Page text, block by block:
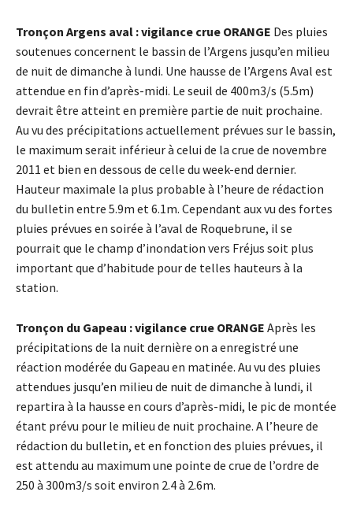
Tronçon Argens aval : vigilance crue ORANGE Des pluies
soutenues concernent le bassin de l’Argens jusqu’en milieu
de nuit de dimanche à lundi. Une hausse de l’Argens Aval est
attendue en fin d’après-midi. Le seuil de 400m3/s (5.5m)
devrait être atteint en première partie de nuit prochaine.
Au vu des précipitations actuellement prévues sur le bassin,
le maximum serait inférieur à celui de la crue de novembre
2011 et bien en dessous de celle du week-end dernier.
Hauteur maximale la plus probable à l’heure de rédaction
du bulletin entre 5.9m et 6.1m. Cependant aux vu des fortes
pluies prévues en soirée à l’aval de Roquebrune, il se
pourrait que le champ d’inondation vers Fréjus soit plus
important que d’habitude pour de telles hauteurs à la
station.
Tronçon du Gapeau : vigilance crue ORANGE Après les
précipitations de la nuit dernière on a enregistré une
réaction modérée du Gapeau en matinée. Au vu des pluies
attendues jusqu’en milieu de nuit de dimanche à lundi, il
repartira à la hausse en cours d’après-midi, le pic de montée
étant prévu pour le milieu de nuit prochaine. A l’heure de
rédaction du bulletin, et en fonction des pluies prévues, il
est attendu au maximum une pointe de crue de l’ordre de
250 à 300m3/s soit environ 2.4 à 2.6m.